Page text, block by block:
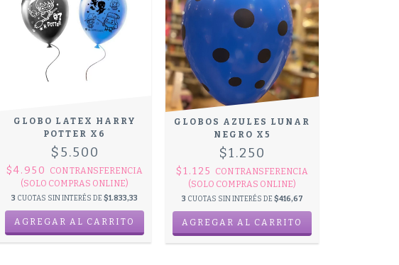
GLOBO LATEX HARRY
POTTER X6
$5.500
$4.950 CONTRANSFERENCIA
(SOLO COMPRAS ONLINE)
3 CUOTAS SIN INTERÉS DE$1.833,33
GLOBOS AZULES LUNAR
NEGRO X5
$1.250
$1.125 CONTRANSFERENCIA
(SOLO COMPRAS ONLINE)
3 CUOTAS SIN INTERÉS DE $416,67